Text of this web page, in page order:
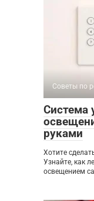
Советы по
Система
руками
Хотите
Узнайте, как
освещением